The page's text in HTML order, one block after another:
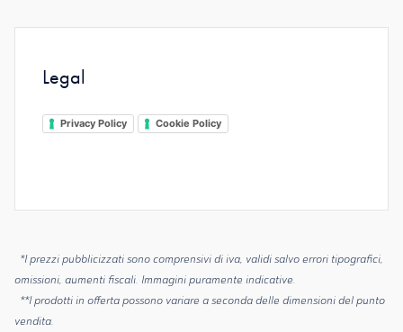
Legal
Privacy Policy Cookie Policy
*I prezzi pubblicizzati sono comprensivi di iva, validi salvo errori tipografici,
omissioni, aumenti fiscali. Immagini puramente indicative.
**I prodotti in offerta possono variare a seconda delle dimensioni del punto
vendita.